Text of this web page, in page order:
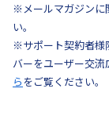
※メールマガジンに
い。
※サポート契約者様
バーをユーザー交流
ら をご覧ください。